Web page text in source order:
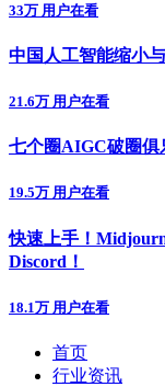
33万 用户在看
中国人工智能缩小
21.6万 用户在看
七个圈AIGC破圈俱
19.5万 用户在看
快速上手！
Discord！
18.1万 用户在看
首页
行业资讯